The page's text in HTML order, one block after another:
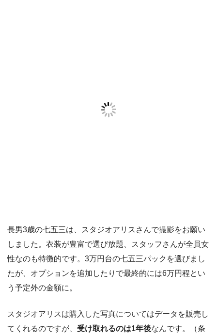
長男3歳の七五三は、スタジオアリスさんで撮影をお願い
しました。衣装が豊富で選び放題、スタッフさんが全員女
性なのも特徴的です。3万円台の七五三パックを選びまし
たが、オプションを追加したりで最終的には6万円程とい
う予定外の金額に。
スタジオアリスは購入した写真についてはデータを販売し
てくれるのですが、 受け取れるのは1年後なんです。（条